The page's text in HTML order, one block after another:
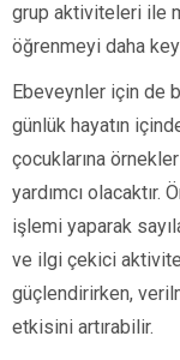
grup aktiviteleri ile
öğrenmeyi daha
Ebeveynler için de
günlük hayatın
çocuklarına
yardımcı olacaktır.
işlemi yaparak
ve ilgi çekici
güçlendirirken,
etkisini artırabilir.